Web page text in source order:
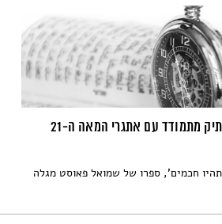
מתמודד עם אתגרי המאה ה-21
חכמים', ספרו של שמואל פאוסט מגלה